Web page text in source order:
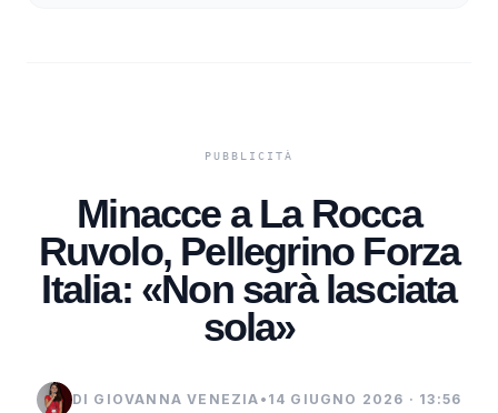
Minacce a La Rocca
Ruvolo, Pellegrino Forza
Italia: «Non sarà lasciata
sola»
DI GIOVANNA VENEZIA • 14 GIUGNO 2026 · 13:56